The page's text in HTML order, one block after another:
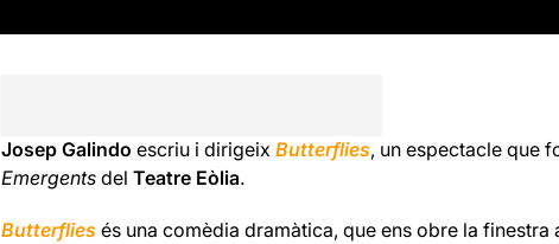
Josep Galindo escriu i dirigeix Butterflies, un espectacle que
Emergentsdel Teatre Eòlia.
Butterflies és una comèdia dramàtica, que ens obre la finestra